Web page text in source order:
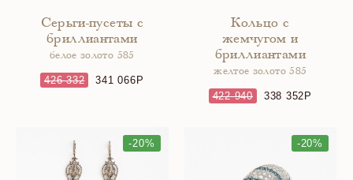
Серьги-пусеты с
бриллиантами
белое золото 585
426 332 341 066
Кольцо с
жемчугом и
бриллиантами
желтое золото 585
422 940 338 352
-20% -20%